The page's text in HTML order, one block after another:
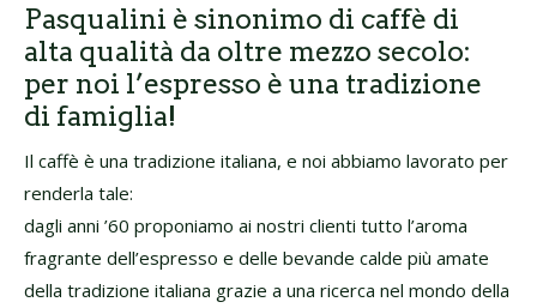
Pasqualini è sinonimo di caffè di
alta qualità da oltre mezzo secolo:
per noi l’espresso è una tradizione
di famiglia!
Il caffè è una tradizione italiana, e noi abbiamo lavorato per
renderla tale:
dagli anni ’60 proponiamo ai nostri clienti tutto l’aroma
fragrante dell’espresso e delle bevande calde più amate
della tradizione italiana grazie a una ricerca nel mondo della